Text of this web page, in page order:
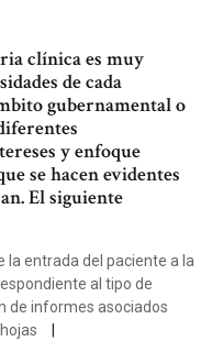
clínica es muy
de cada
gubernamental o
y enfoque
se hacen evidentes
El siguiente
la entrada del paciente a la
al tipo de
de informes asociados